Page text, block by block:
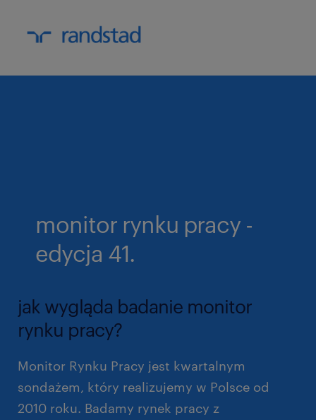
monitor rynku pracy -
edycja 41.
jak wygląda badanie monitor
rynku pracy?
Monitor Rynku Pracy jest kwartalnym
sondażem, który realizujemy w Polsce od
2010 roku. Badamy rynek pracy z